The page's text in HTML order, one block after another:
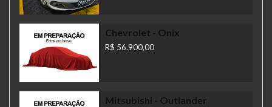
Chevrolet - Onix
R$ 56.900,00
Mitsubishi - Outlander